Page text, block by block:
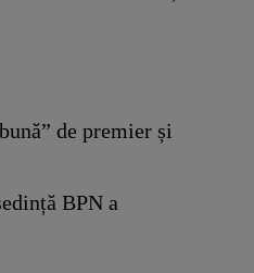
de premier și
BPN a